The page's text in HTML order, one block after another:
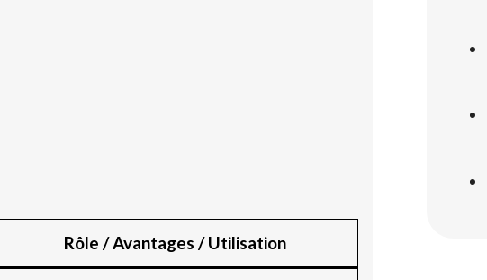
Rôle / Avantages / Utilisation